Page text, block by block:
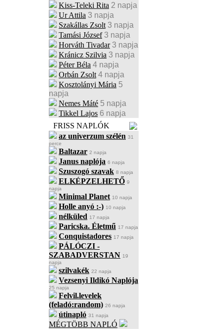
Kiss-Teleki Rita 2 napja
Ur Attila 3 napja
Szakállas Zsolt 3 napja
Tamási József 3 napja
Horváth Tivadar 3 napja
Kránicz Szilvia 3 napja
Péter Béla 4 napja
Orbán Zsolt 4 napja
Kosztolányi Mária 5
napja
Nemes Máté 5 napja
Tikkel Lajos 6 napja
FRISS NAPLÓK
az univerzum szélén 31
perce
Baltazar 2 napja
Janus naplója 6 napja
Szuszogó szavak 8 napja
ELKÉPZELHETŐ 9
napja
Minimal Planet 10 napja
Holle anyó :-) 10 napja
nélküled 17 napja
Paricska. Életmű 17 napja
Conquistadores 17 napja
PÁLÓCZI -
SZABADVERSTAN 19
napja
szilvakék 22 napja
Vezsenyi Ildikó Naplója
25 napja
Felvil.levelek
(feladó:random) 26 napja
útinapló 31 napja
MÉGTÖBB NAPLÓ